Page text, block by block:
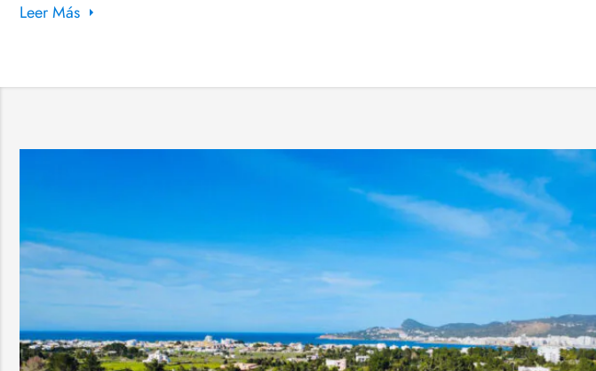
Leer Más